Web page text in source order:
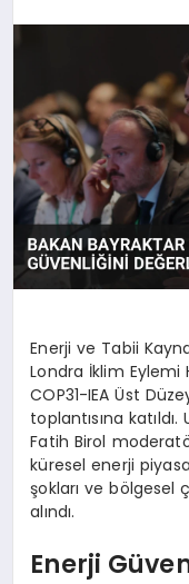
Enerji ve Tabii
Londra İklim Eylemi
COP31-IEA Üst
toplantısına katıldı.
Fatih Birol
küresel enerji
şokları ve bölgesel
alındı.
Enerji